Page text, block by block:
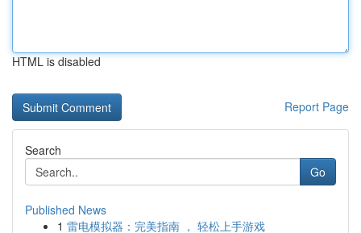
HTML is disabled
Report Page
Search
Go
Published News
1 雷电模拟器：完美指南 ， 轻松上手游戏